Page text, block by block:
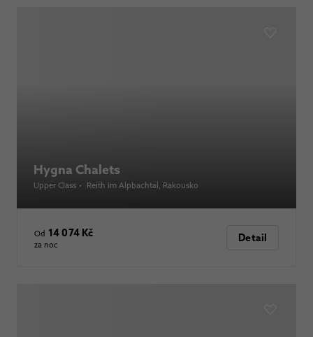
Hygna Chalets
Upper Class • Reith im Alpbachtal , Rakousko
Od 14 074 Kč
za noc
Detail